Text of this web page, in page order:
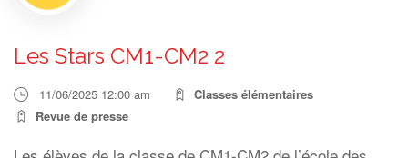
Les Stars CM1-CM2 2
11/06/2025 12:00 am
Classes élémentaires
Revue de presse